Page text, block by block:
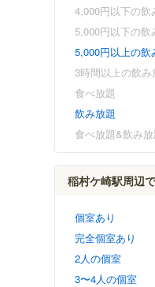
4,000円以下の飲
5,000円以下の
5,000円以上の
3時間以上の飲み
食べ放題
飲み放題
食べ放題&飲み
稲村ケ崎駅周辺
個室あり
完全個室あり
2人の個室
3〜4人の個室